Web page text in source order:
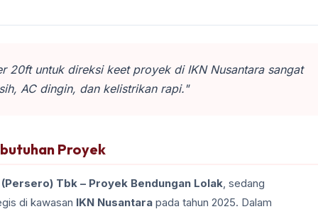
20ft untuk direksi keet proyek di IKN Nusantara sangat
AC dingin, dan kelistrikan rapi."
Proyek
Tbk – Proyek Bendungan Lolak, sedang
di kawasan IKN Nusantara pada tahun 2025. Dalam